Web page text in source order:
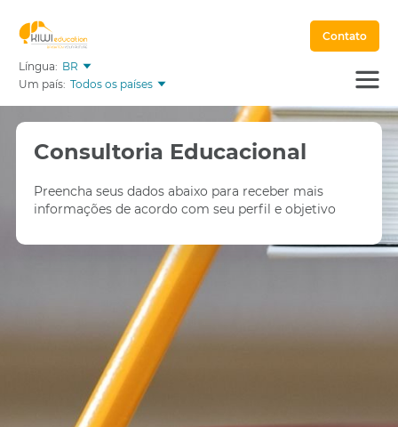
Língua: BR
Um país: Todos os países
Contato
Consultoria Educacional
Preencha seus dados abaixo para receber mais
informações de acordo com seu perfil e objetivo